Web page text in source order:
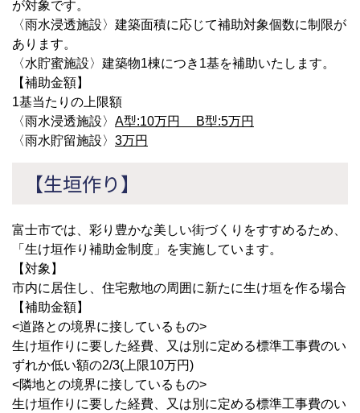
が対象です。
〈雨水浸透施設〉建築面積に応じて補助対象個数に制限が
あります。
〈水貯蜜施設〉建築物1棟につき1基を補助いたします。
【補助金額】
1基当たりの上限額
〈雨水浸透施設〉 A型:10万円 B型:5万円
〈雨水貯留施設〉 3万円
【生垣作り】
富士市では、彩り豊かな美しい街づくりをすすめるため、
「生け垣作り補助金制度」を実施しています。
【対象】
市内に居住し、住宅敷地の周囲に新たに生け垣を作る場合
【補助金額】
<道路との境界に接しているもの>
生け垣作りに要した経費、又は別に定める標準工事費のい
ずれか低い額の2/3(上限10万円)
<隣地との境界に接しているもの>
生け垣作りに要した経費、又は別に定める標準工事費のい